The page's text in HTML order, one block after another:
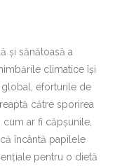
și sănătoasă a
climatice își
global, eforturile de
către sporirea
ar fi căpșunile,
încântă papilele
pentru o dietă